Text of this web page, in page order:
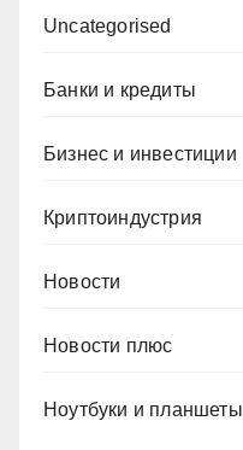
Uncategorised
Банки и кредиты
Бизнес и инвестиции
Криптоиндустрия
Новости
Новости плюс
Ноутбуки и планшеты